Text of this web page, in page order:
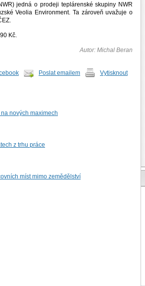
jedná o prodeji teplárenské skupiny NWR
Veolia Environment. Ta zároveň uvažuje o
Kč.
Autor: Michal Beran
Poslat emailem Vytisknout
nových maximech
z trhu práce
míst mimo zemědělství